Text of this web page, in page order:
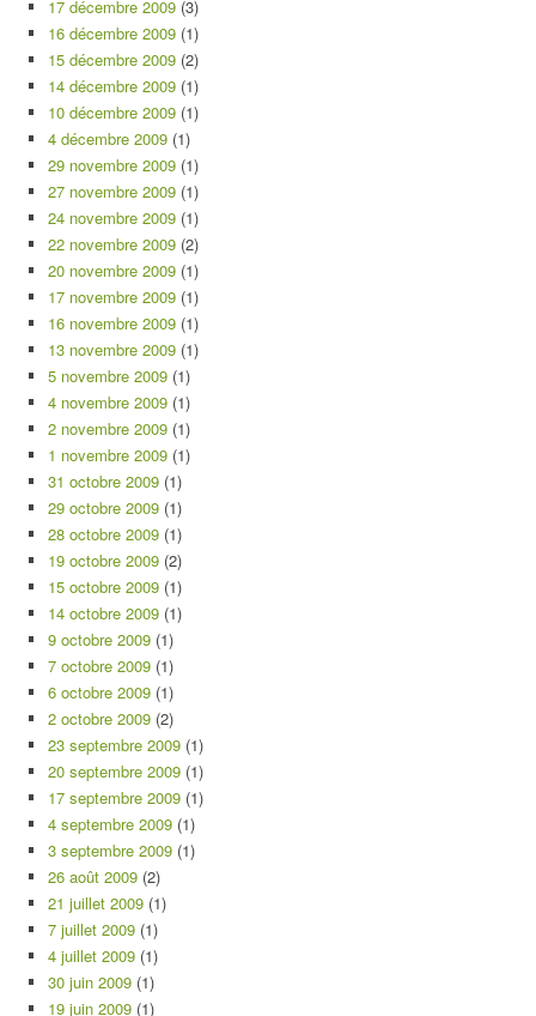
17 décembre 2009 (3)
16 décembre 2009 (1)
15 décembre 2009 (2)
14 décembre 2009 (1)
10 décembre 2009 (1)
4 décembre 2009 (1)
29 novembre 2009 (1)
27 novembre 2009 (1)
24 novembre 2009 (1)
22 novembre 2009 (2)
20 novembre 2009 (1)
17 novembre 2009 (1)
16 novembre 2009 (1)
13 novembre 2009 (1)
5 novembre 2009 (1)
4 novembre 2009 (1)
2 novembre 2009 (1)
1 novembre 2009 (1)
31 octobre 2009 (1)
29 octobre 2009 (1)
28 octobre 2009 (1)
19 octobre 2009 (2)
15 octobre 2009 (1)
14 octobre 2009 (1)
9 octobre 2009 (1)
7 octobre 2009 (1)
6 octobre 2009 (1)
2 octobre 2009 (2)
23 septembre 2009 (1)
20 septembre 2009 (1)
17 septembre 2009 (1)
4 septembre 2009 (1)
3 septembre 2009 (1)
26 août 2009 (2)
21 juillet 2009 (1)
7 juillet 2009 (1)
4 juillet 2009 (1)
30 juin 2009 (1)
19 juin 2009 (1)